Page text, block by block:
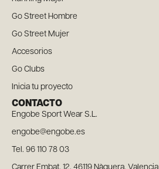
Go Street Hombre
Go Street Mujer
Accesorios
Go Clubs
Inicia tu proyecto
CONTACTO
Engobe Sport Wear S.L.
engobe@engobe.es
Tel. 96 110 78 03